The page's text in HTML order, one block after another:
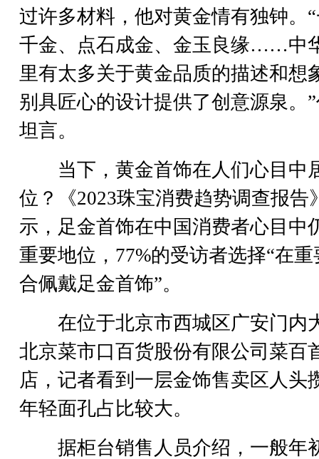
过许多材料，他对黄金情有独钟。
千金、点石成金、金玉良缘……中
里有太多关于黄金品质的描述和想
别具匠心的设计提供了创意源泉。
坦言。
当下，黄金首饰在人们心目中
位？《2023珠宝消费趋势调查报告
示，足金首饰在中国消费者心目中
重要地位，77%的受访者选择“在重
合佩戴足金首饰”。
在位于北京市西城区广安门内
北京菜市口百货股份有限公司菜百
店，记者看到一层金饰售卖区人头
年轻面孔占比较大。
据柜台销售人员介绍，一般年